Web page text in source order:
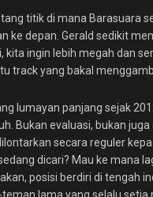
titik di mana Barasuara
ke depan. Gerald sedikit
kita ingin lebih megah dan
track yang bakal
lumayan panjang sejak
Bukan evaluasi, bukan
secara reguler
dicari? Mau ke mana
posisi berdiri di tengah